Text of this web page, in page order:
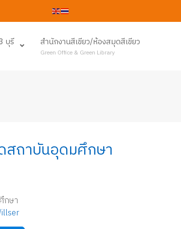
บุรี สำนักงานสีเขียว/ห้องสมุดสีเขียว
Green Office & Green Library
สถาบันอุดมศึกษา
กษา